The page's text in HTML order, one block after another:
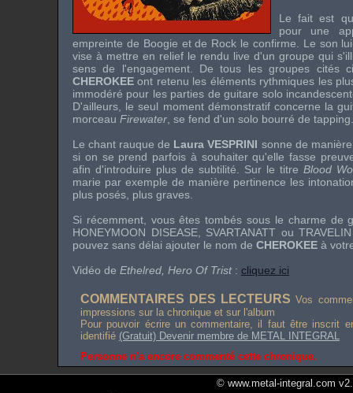
Le fait est
pour une
empreinte de Boogie et de Rock le confirme. Le son
vise à mettre en relief le rendu live d'un groupe qui
sens de l'engagement. De tous les groupes cités
CHEROKEEont retenu les éléments rythmiques les
immodéré pour les parties de guitare solo
D'ailleurs, le seul moment démonstratif concerne la
morceau Firewater , se fend d'un solo bourré de tapping.
Le chant rauque de Laura VESPRINI sonne de
si on se prend parfois à souhaiter qu'elle fasse
afin d'introduire plus de subtilité. Sur le titre Blood
marie par exemple de manière pertinence les
plus posés, plus graves.
Si récemment, vous êtes tombés sous le charme de
HONEYMOON DISEASE, SVARTANATT ou
pouvez sans délai ajouter le nom de CHEROKEE à
Vidéo de Ethelred, Hero Of Trist: cliquez ici
COMMENTAIRES DES LECTEURS Vos
impressions sur la chronique et sur l'album
Pour pouvoir écrire un commentaire, il faut être inscrit
identifié (Gratuit) Devenir membre de METAL INTEGRAL
Personne n'a encore commenté cette chronique.
© www.metal-integral.com